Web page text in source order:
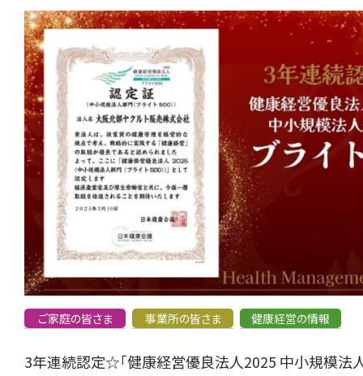
ご家庭の皆さま 事業所の皆さま 健康経営の情報
3年連続認定☆「健康経営優良法人2025 中小規模法